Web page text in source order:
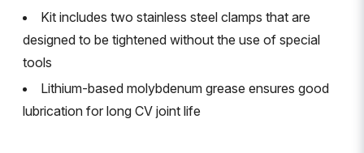
Kit includes two stainless steel clamps that are
designed to be tightened without the use of special
tools
Lithium-based molybdenum grease ensures good
lubrication for long CV joint life